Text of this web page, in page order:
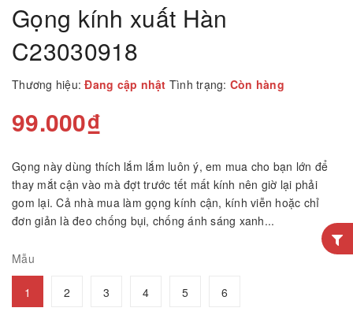
Gọng kính xuất Hàn
C23030918
Thương hiệu: Đang cập nhật Tình trạng: Còn hàng
99.000₫
Gọng này dùng thích lắm lắm luôn ý, em mua cho bạn lớn để
thay mắt cận vào mà đợt trước tết mất kính nên giờ lại phải
gom lại. Cả nhà mua làm gọng kính cận, kính viễn hoặc chỉ
đơn giản là đeo chống bụi, chống ánh sáng xanh...
Mẫu
1 2 3 4 5 6